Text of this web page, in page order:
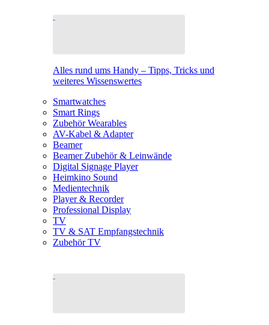
Alles rund ums Handy – Tipps, Tricks und
weiteres Wissenswertes
Smartwatches
Smart Rings
Zubehör Wearables
AV-Kabel & Adapter
Beamer
Beamer Zubehör & Leinwände
Digital Signage Player
Heimkino Sound
Medientechnik
Player & Recorder
Professional Display
TV
TV & SAT Empfangstechnik
Zubehör TV